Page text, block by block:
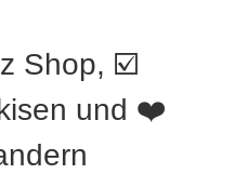
Shop, ☑️
und ❤️